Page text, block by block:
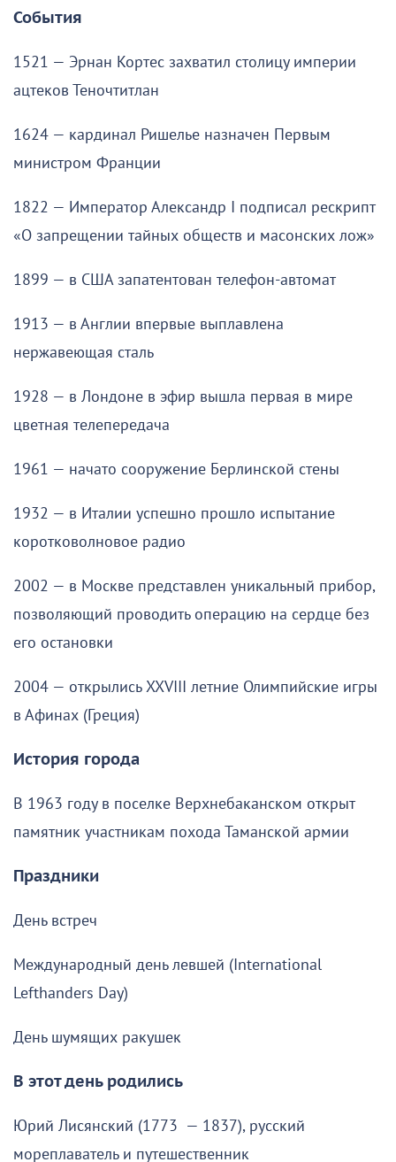
События
1521 — Эрнан Кортес захватил столицу империи
ацтеков Теночтитлан
1624 — кардинал Ришелье назначен Первым
министром Франции
1822 — Император Александр I подписал рескрипт
«О запрещении тайных обществ и масонских лож»
1899 — в США запатентован телефон-автомат
1913 — в Англии впервые выплавлена
нержавеющая сталь
1928 — в Лондоне в эфир вышла первая в мире
цветная телепередача
1961 — начато сооружение Берлинской стены
1932 — в Италии успешно прошло испытание
коротковолновое радио
2002 — в Москве представлен уникальный прибор,
позволяющий проводить операцию на сердце без
его остановки
2004 — открылись XXVIII летние Олимпийские игры
в Афинах (Греция)
История города
В 1963 году в поселке Верхнебаканском открыт
памятник участникам похода Таманской армии
Праздники
День встреч
Международный день левшей (International
Lefthanders Day)
День шумящих ракушек
В этот день родились
Юрий Лисянский (1773 — 1837), русский
мореплаватель и путешественник